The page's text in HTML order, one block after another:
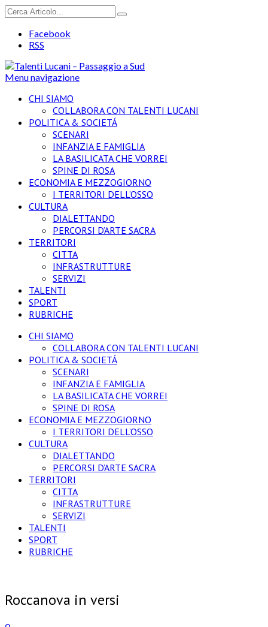
Facebook
RSS
Menu navigazione
CHI SIAMO
COLLABORA CON TALENTI LUCANI
POLITICA & SOCIETÁ
SCENARI
INFANZIA E FAMIGLIA
LA BASILICATA CHE VORREI
SPINE DI ROSA
ECONOMIA E MEZZOGIORNO
I TERRITORI DELL’OSSO
CULTURA
DIALETTANDO
PERCORSI D’ARTE SACRA
TERRITORI
CITTA
INFRASTRUTTURE
SERVIZI
TALENTI
SPORT
RUBRICHE
CHI SIAMO
COLLABORA CON TALENTI LUCANI
POLITICA & SOCIETÁ
SCENARI
INFANZIA E FAMIGLIA
LA BASILICATA CHE VORREI
SPINE DI ROSA
ECONOMIA E MEZZOGIORNO
I TERRITORI DELL’OSSO
CULTURA
DIALETTANDO
PERCORSI D’ARTE SACRA
TERRITORI
CITTA
INFRASTRUTTURE
SERVIZI
TALENTI
SPORT
RUBRICHE
Roccanova in versi